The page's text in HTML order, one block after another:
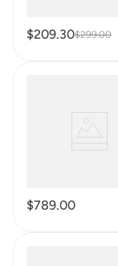
$209.30$299.00
$789.00